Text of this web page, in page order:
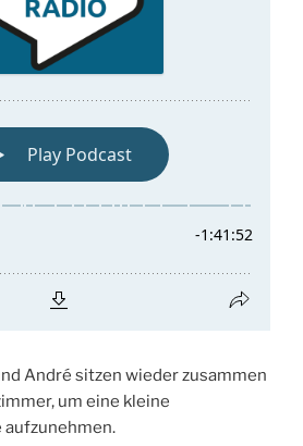
André sitzen wieder zusammen
um eine kleine